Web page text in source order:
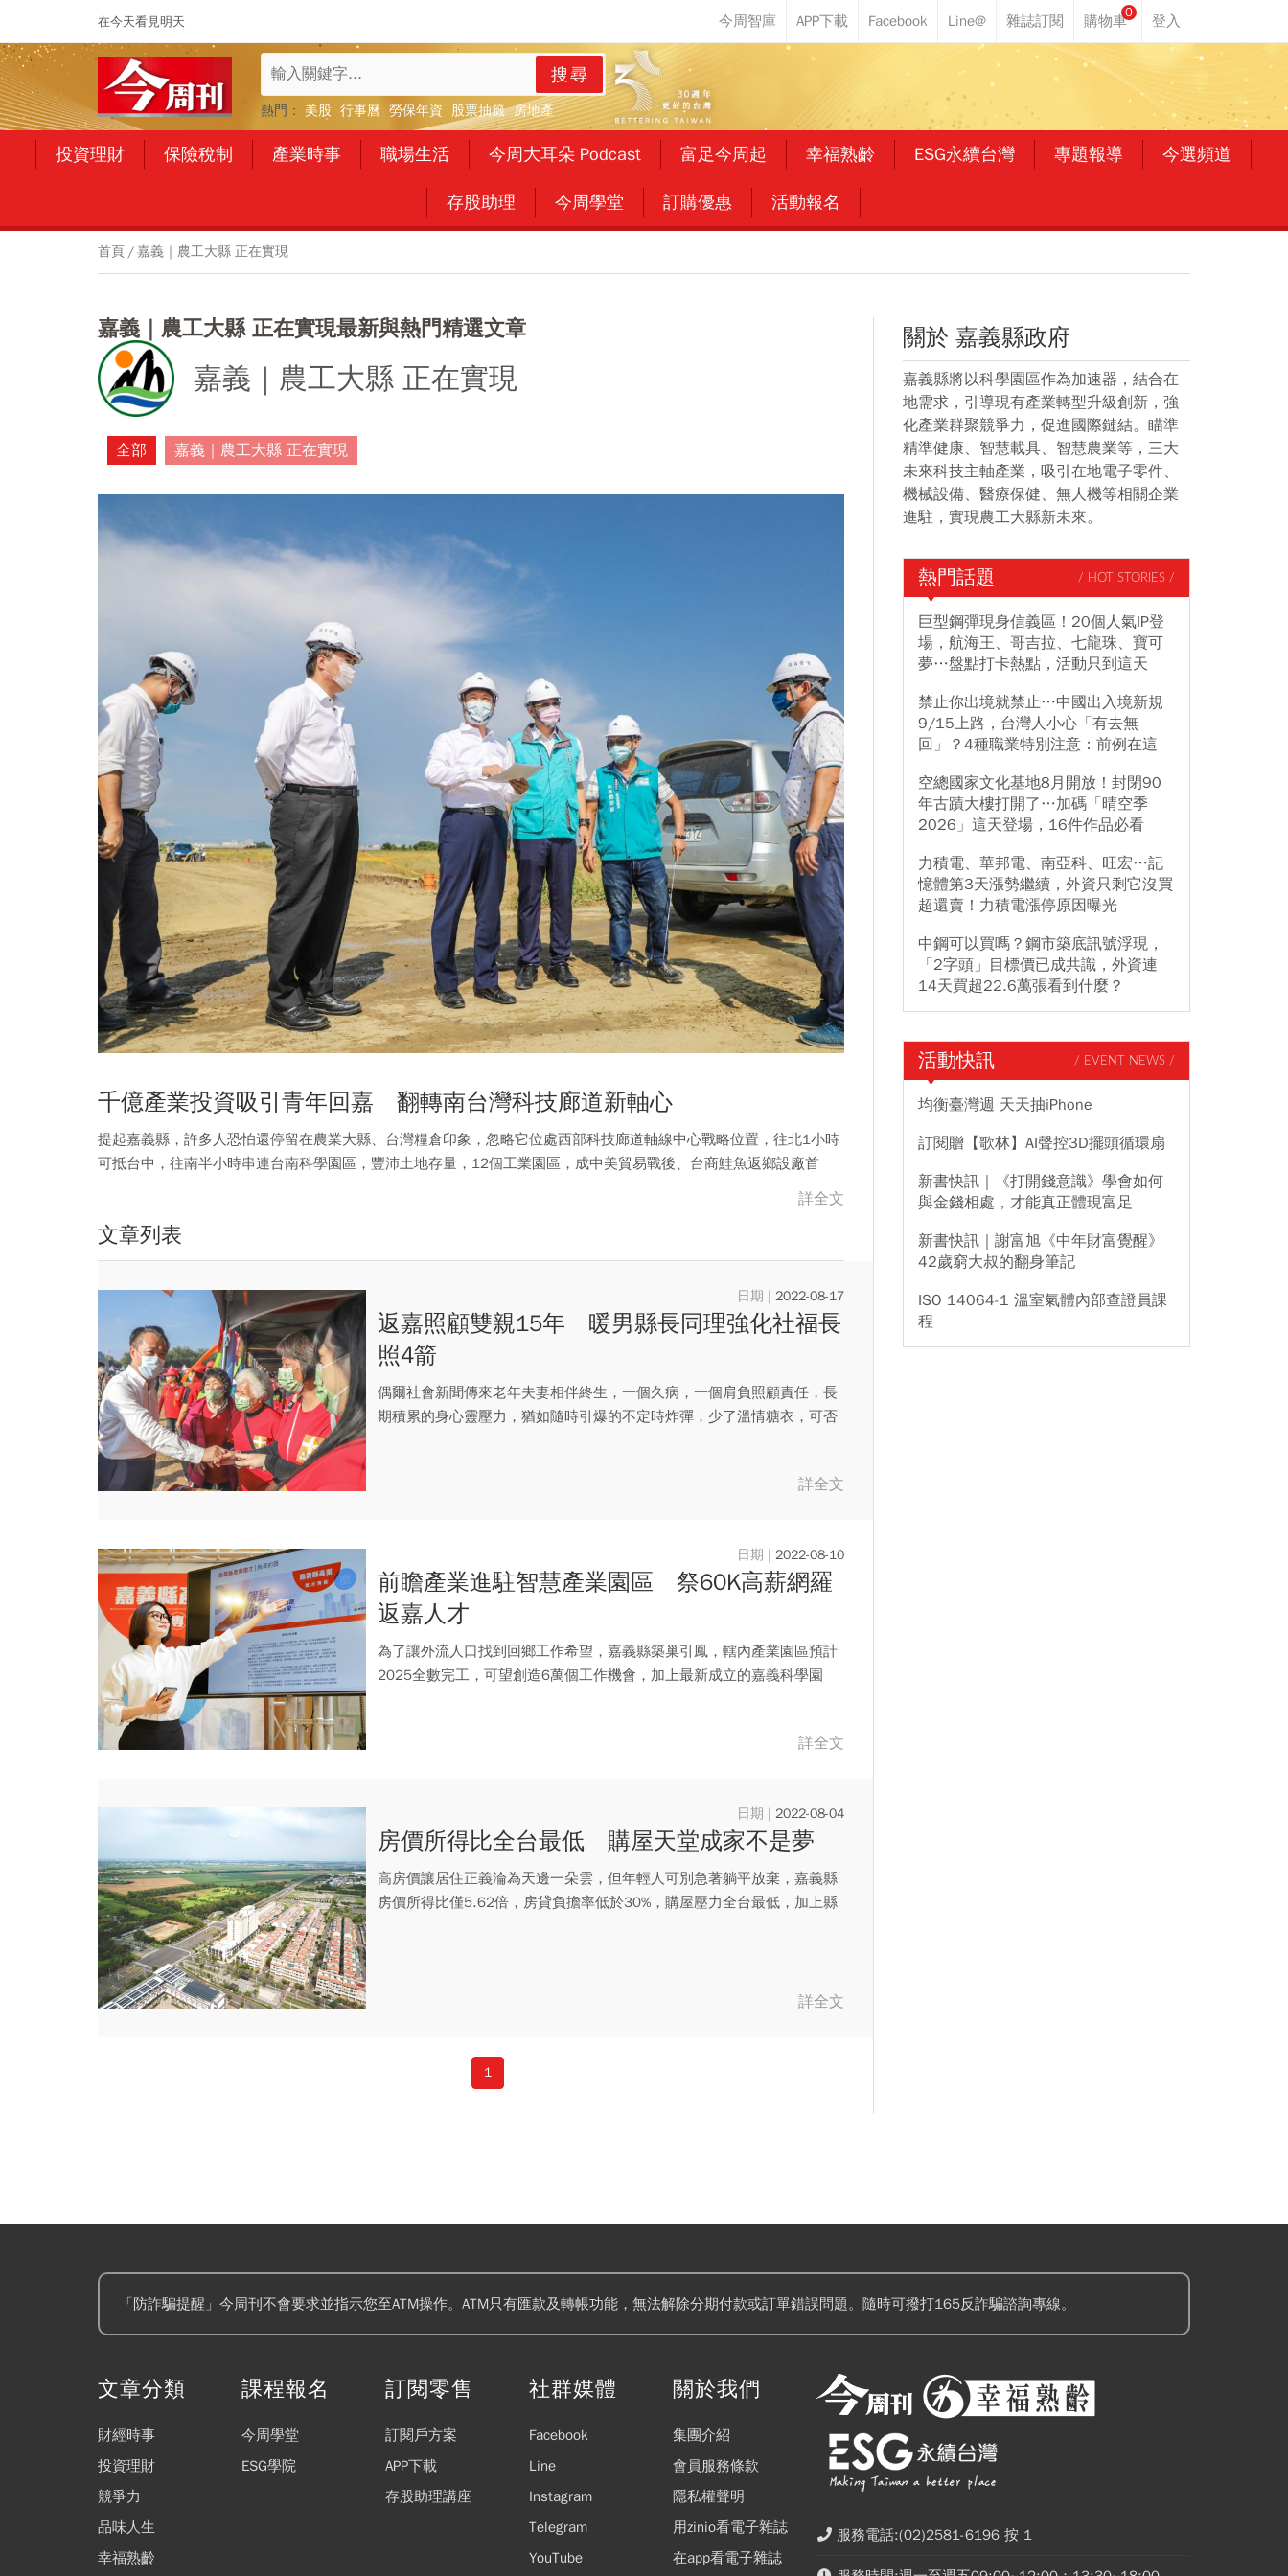
在今天看見明天
0
搜尋
熱門： 美股 行事曆 勞保年資 股票抽籤 房地產
投資理財 保險稅制 產業時事 職場生活 今周大耳朵 Podcast 富足今周起 幸福熟齡 ESG永續台灣 專題報導 今選頻道
存股助理 今周學堂 訂購優惠 活動報名
首頁 嘉義｜農工大縣 正在實現
嘉義｜農工大縣 正在實現最新與熱門精選文章
嘉義｜農工大縣 正在實現
全部 嘉義｜農工大縣 正在實現
千億產業投資吸引青年回嘉 翻轉南台灣科技廊道新軸心
提起嘉義縣，許多人恐怕還停留在農業大縣、台灣糧倉印象，忽略它位處西部科技廊道軸線中心戰略位置，往北1小時
可抵台中，往南半小時串連台南科學園區，豐沛土地存量，12個工業園區，成中美貿易戰後、台商鮭魚返鄉設廠首
詳全文
文章列表
2022-08-17
返嘉照顧雙親15年 暖男縣長同理強化社福長
照4箭
偶爾社會新聞傳來老年夫妻相伴終生，一個久病，一個肩負照顧責任，長
期積累的身心靈壓力，猶如隨時引爆的不定時炸彈，少了溫情糖衣，可否
詳全文
2022-08-10
前瞻產業進駐智慧產業園區 祭60K高薪網羅
返嘉人才
為了讓外流人口找到回鄉工作希望，嘉義縣築巢引鳳，轄內產業園區預計
2025全數完工，可望創造6萬個工作機會，加上最新成立的嘉義科學園
詳全文
2022-08-04
房價所得比全台最低 購屋天堂成家不是夢
高房價讓居住正義淪為天邊一朵雲，但年輕人可別急著躺平放棄，嘉義縣
房價所得比僅5.62倍，房貸負擔率低於30%，購屋壓力全台最低，加上縣
詳全文
1
關於 嘉義縣政府
嘉義縣將以科學園區作為加速器，結合在
地需求，引導現有產業轉型升級創新，強
化產業群聚競爭力，促進國際鏈結。瞄準
精準健康、智慧載具、智慧農業等，三大
未來科技主軸產業，吸引在地電子零件、
機械設備、醫療保健、無人機等相關企業
進駐，實現農工大縣新未來。
熱門話題 / HOT STORIES /
巨型鋼彈現身信義區！20個人氣IP登
場，航海王、哥吉拉、七龍珠、寶可
夢…盤點打卡熱點，活動只到這天
禁止你出境就禁止…中國出入境新規
9/15上路，台灣人小心「有去無
回」？4種職業特別注意：前例在這
空總國家文化基地8月開放！封閉90
年古蹟大樓打開了…加碼「晴空季
2026」這天登場，16件作品必看
力積電、華邦電、南亞科、旺宏…記
憶體第3天漲勢繼續，外資只剩它沒買
超還賣！力積電漲停原因曝光
中鋼可以買嗎？鋼市築底訊號浮現，
「2字頭」目標價已成共識，外資連
14天買超22.6萬張看到什麼？
活動快訊 / EVENT NEWS /
均衡臺灣週 天天抽iPhone
訂閱贈【歌林】AI聲控3D擺頭循環扇
新書快訊｜《打開錢意識》學會如何
與金錢相處，才能真正體現富足
新書快訊｜謝富旭《中年財富覺醒》
42歲窮大叔的翻身筆記
ISO 14064-1 溫室氣體內部查證員課
程
「防詐騙提醒」今周刊不會要求並指示您至ATM操作。ATM只有匯款及轉帳功能，無法解除分期付款或訂單錯誤問題。隨時可撥打165反詐騙諮詢專線。
文章分類
財經時事
投資理財
競爭力
品味人生
幸福熟齡
課程報名
今周學堂
ESG學院
訂閱零售
訂閱戶方案
APP下載
存股助理講座
社群媒體
Facebook
Line
Instagram
Telegram
YouTube
關於我們
集團介紹
會員服務條款
隱私權聲明
用zinio看電子雜誌
在app看電子雜誌
服務電話:(02)2581-6196 按 1